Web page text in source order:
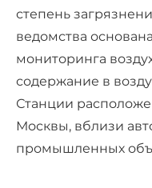
степень
ведомства
мониторинга
содержание в
Станции
Москвы, вблизи
промышленных